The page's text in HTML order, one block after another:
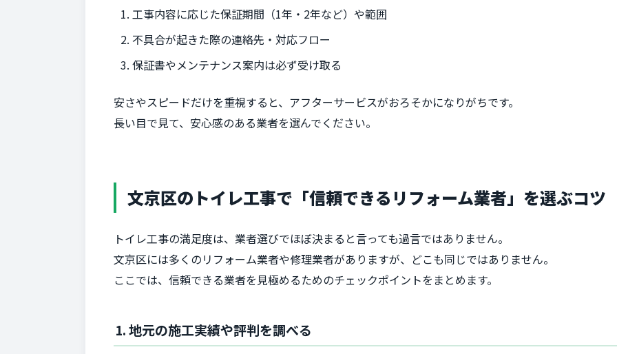
工事内容に応じた保証期間（1年・2年など）や範囲
不具合が起きた際の連絡先・対応フロー
保証書やメンテナンス案内は必ず受け取る
安さやスピードだけを重視すると、アフターサービスがおろそかになりがちです。
長い目で見て、安心感のある業者を選んでください。
文京区のトイレ工事で「信頼できるリフォーム業者」を選ぶコツ
トイレ工事の満足度は、業者選びでほぼ決まると言っても過言ではありません。
文京区には多くのリフォーム業者や修理業者がありますが、どこも同じではありません。
ここでは、信頼できる業者を見極めるためのチェックポイントをまとめます。
1. 地元の施工実績や評判を調べる